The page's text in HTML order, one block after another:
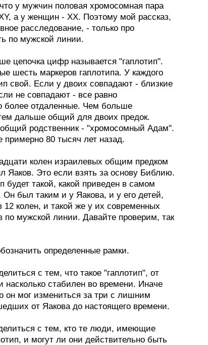
у мужчин половая хромосомная пара
а у женщин - XX. Поэтому мой рассказ,
расследование, - только про
по мужской линии.
цепочка цифр называется "гаплотип".
шесть маркеров гаплотипа. У каждого
свой. Если у двоих совпадают - близкие
не совпадают - все равно
более отдаленные. Чем больше
дальше общий для двоих предок.
родственник - "хромосомный Адам".
80 тысяч лет назад.
колен израилевых общим предком
Яаков. Это если взять за основу Библию.
будет такой, какой приведен в самом
Он был таким и у Яакова, и у его детей,
12 колен, и такой же у их современных
по мужской линии. Давайте проверим, так
определенные рамки.
с тем, что такое "гаплотип", от
насколько стабилен во времени. Иначе
он мог измениться за три с лишним
от Яакова до настоящего времени.
с тем, кто те люди, имеющие
и могут ли они действительно быть